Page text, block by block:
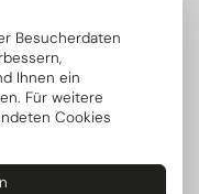
Besucherdaten
Ihnen ein
Für weitere
Cookies